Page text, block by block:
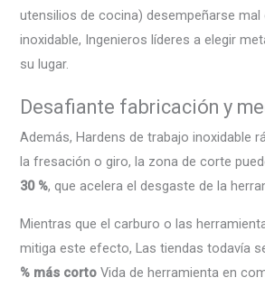
utensilios de cocina) desempeñarse mal
inoxidable, Ingenieros líderes a elegir
su lugar.
Desafiante fabricación y
Además, Hardens de trabajo inoxidable
la fresación o giro, la zona de corte
30 %, que acelera el desgaste de la
Mientras que el carburo o las
mitiga este efecto, Las tiendas todavía
% más corto Vida de herramienta en